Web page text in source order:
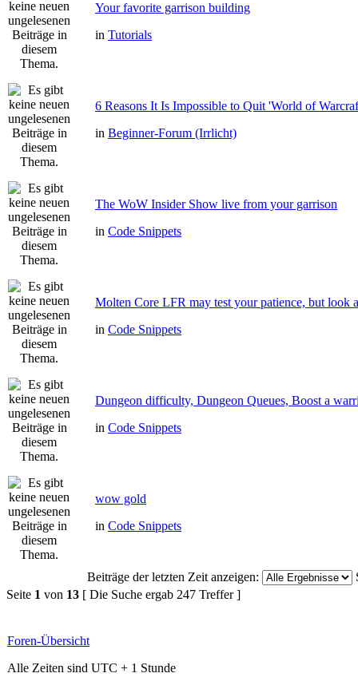
Your favorite garrison building
in Tutorials
6 Reasons It Is Impossible to Quit 'World of
in Beginner-Forum (Irrlicht)
The WoW Insider Show live from your garrison
in Code Snippets
Molten Core LFR may test your patience, but look
in Code Snippets
Dungeon difficulty, Dungeon Queues, Boost a
in Code Snippets
wow gold
in Code Snippets
Beiträge der letzten Zeit anzeigen:
Seite 1 von 13 [ Die Suche ergab 247 Treffer ]
Foren-Übersicht
Alle Zeiten sind UTC + 1 Stunde